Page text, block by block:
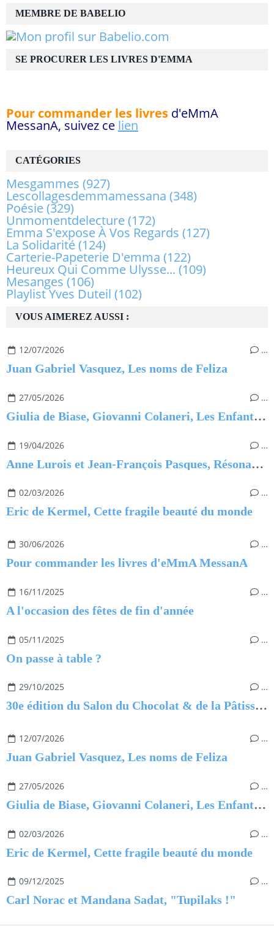
VOUS AIMEREZ AUSSI :
12/07/2026 …
Juan Gabriel Vasquez, Les noms de Feliza
27/05/2026 …
Giulia de Biase, Giovanni Colaneri, Les Enfants qui ne voulaient pas dormir
19/04/2026 …
Anne Lurois et Jean-François Pasques, Résonance 3
02/03/2026 …
Eric de Kermel, Cette fragile beauté du monde
30/06/2026 …
Pour commander les livres d'eMmA MessanA
16/11/2025 …
A l'occasion des fêtes de fin d'année
05/11/2025 …
On passe à table ?
29/10/2025 …
30e édition du Salon du Chocolat & de la Pâtisserie
12/07/2026 …
Juan Gabriel Vasquez, Les noms de Feliza
27/05/2026 …
Giulia de Biase, Giovanni Colaneri, Les Enfants qui ne voulaient pas dormir
02/03/2026 …
Eric de Kermel, Cette fragile beauté du monde
09/12/2025 …
Carl Norac et Mandana Sadat, "Tupilaks !"
CATÉGORIES
Mesgammes (927)
Lescollagesdemmamessana (348)
Poésie(329)
Unmomentdelecture(172)
Emma S'expose À Vos Regards (127)
La Solidarité(124)
Carterie-Papeterie D'emma (122)
Heureux Qui Comme Ulysse... (109)
Mesanges (106)
Playlist Yves Duteil (102)
MEMBRE DE BABELIO
SE PROCURER LES LIVRES D'EMMA
Pour commander les livres d'eMmA
MessanA, suivez ce lien